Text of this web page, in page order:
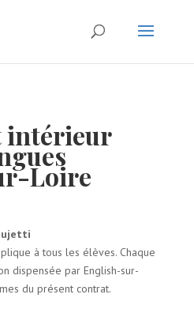
intérieur
Loire
à tous les élèves. Chaque
dispensée par English-sur-
du présent contrat.